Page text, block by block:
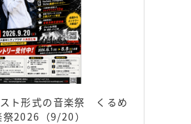
ト形式の音楽祭 くるめ
2026（9/20）